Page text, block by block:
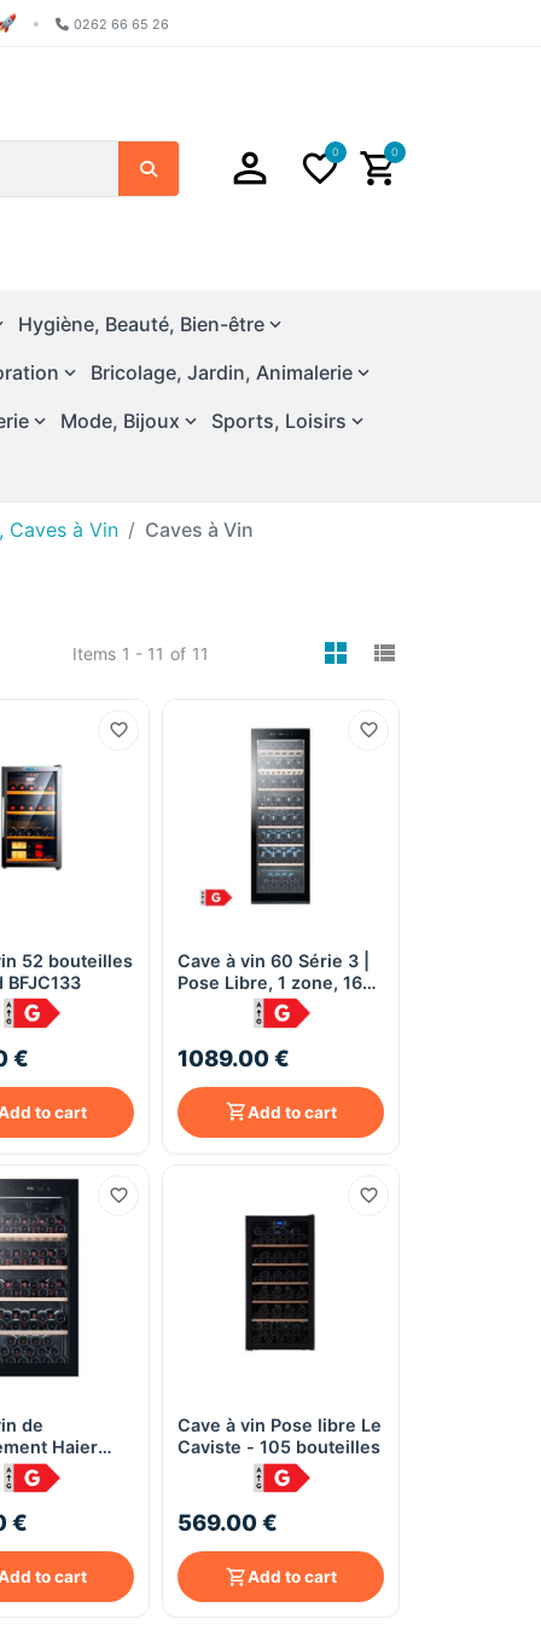
• 0262 66 65 26
Search
0 0
Hygiène, Beauté, Bien-être
Bricolage, Jardin, Animalerie
Mode, Bijoux
Sports, Loisirs
Caves à Vin Caves à Vin
Items 1 - 11 of 11 viewmode
Quick View
52 bouteilles
€
to cart
Quick View
Cave à vin 60 Série 3 |
Pose Libre, 1 zone, 166
bouteilles - Haier
WS171GA
1089.00 €
Add to cart
Quick View
de
Haier
– 117
– Porte anti-
anti-
Éclairage
€
to cart
Quick View
Cave à vin Pose libre Le
Caviste - 105 bouteilles
569.00 €
Add to cart